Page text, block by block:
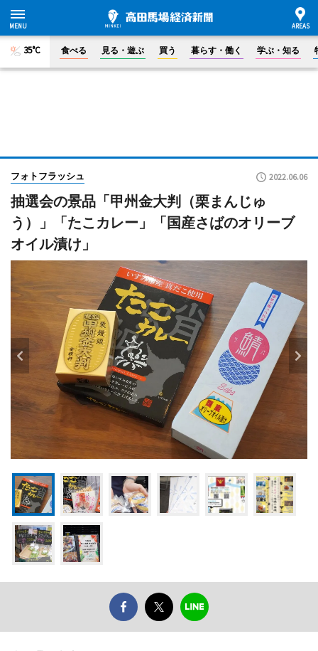
35°C 食べる 見る・遊ぶ 買う 暮らす・働く 学ぶ・知る
フォトフラッシュ 2022.06.06
抽選会の景品「甲州金大判（栗まんじゅ
う）」「たこカレー」「国産さばのオリーブ
オイル漬け」